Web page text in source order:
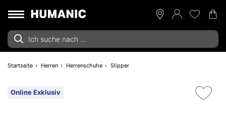
Startseite Herren Herrenschuhe Slipper
Online Exklusiv